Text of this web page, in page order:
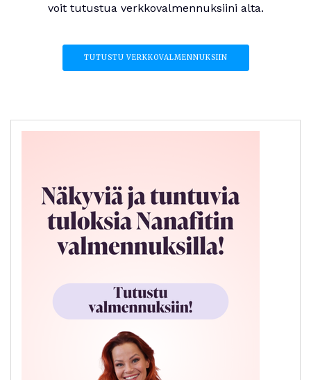
voit tutustua verkkovalmennuksiini alta.
TUTUSTU VERKKOVALMENNUKSIIN